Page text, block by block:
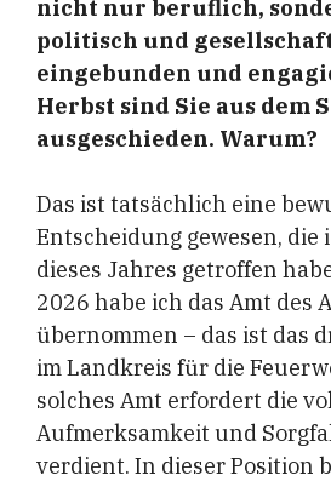
nicht nur beruflich,
politisch und
eingebunden und
Herbst sind Sie aus dem
ausgeschieden. Warum?
Das ist tatsächlich eine
Entscheidung gewesen, die
dieses Jahres getroffen
2026 habe ich das Amt des
übernommen – das ist das
im Landkreis für die
solches Amt erfordert die
Aufmerksamkeit und
verdient. In dieser Position